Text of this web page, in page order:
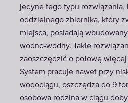
jedyne tego typu rozwiązania,
oddzielnego zbiornika, który
miejsca, posiadają
wodno-wodny. Takie
zaoszczędzić o połowę
System pracuje nawet przy
wodociągu, oszczędza do 9
osobowa rodzina w ciągu